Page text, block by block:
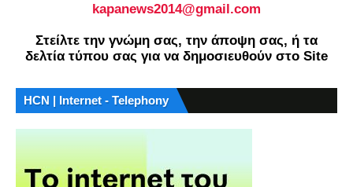
kapanews2014@gmail.com
Στείλτε την γνώμη σας, την άποψη σας, ή τα
δελτία τύπου σας για να δημοσιευθούν στο Site
HCN | Internet - Telephony